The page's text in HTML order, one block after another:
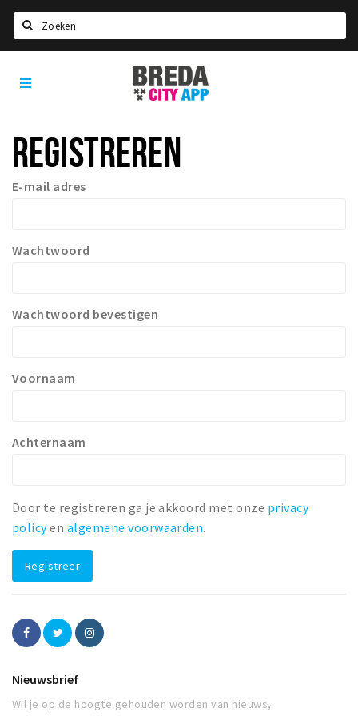
Home
Deals
Party pics
Nieuws, interviews & blogs
Recreatief
Winkelgebieden
Bezienswaardigheden
Toeristische routes
Natuurgebieden
Baroniepoorten
Privacy
Inloggen
Breda
City
App
REGISTREREN
E-mail adres
Wachtwoord
Wachtwoord bevestigen
Voornaam
Achternaam
Door te registreren ga je akkoord met onze privacy
policyen algemene voorwaarden.
Registreer
Nieuwsbrief
Wil je op de hoogte gehouden worden van nieuws,